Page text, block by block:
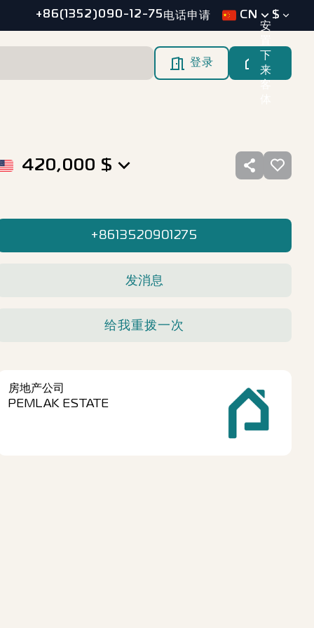
+86(1352)090-12-75 电话申请 CN $
登录
安
下
来
420,000 $
+8613520901275
发消息
给我重拨一次
房地产公司
PEMLAK ESTATE